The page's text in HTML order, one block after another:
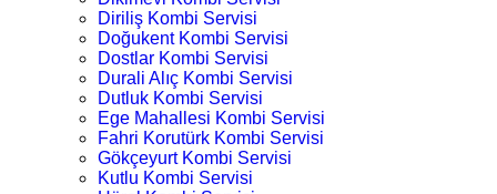
Diriliş Kombi Servisi
Doğukent Kombi Servisi
Dostlar Kombi Servisi
Durali Alıç Kombi Servisi
Dutluk Kombi Servisi
Ege Mahallesi Kombi Servisi
Fahri Korutürk Kombi Servisi
Gökçeyurt Kombi Servisi
Kutlu Kombi Servisi